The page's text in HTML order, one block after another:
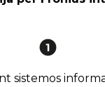
sistemos